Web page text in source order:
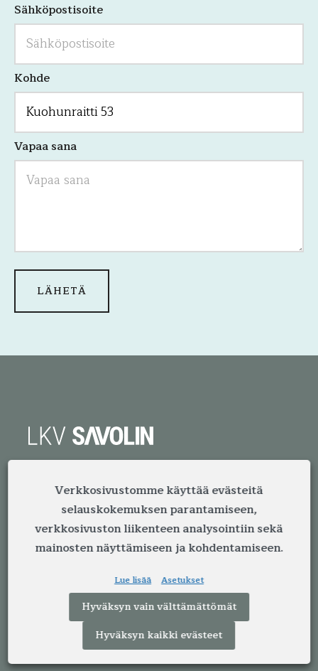
Sähköpostisoite
Kohde
Vapaa sana
LKV Savolin on lämmin ja moderni
kiinteistönvälitystoimisto Jyväskylässä. Meillä
on yli neljän vuosikymmenen kokemus
välityksestä. Kokemuksella, ammattitaidolla ja
reippaalla otteella välitämme vuosittain satoja
Yhteystiedot
Kiinteistönvälitys LKV Savolin Oy
Verkkosivustomme käyttää evästeitä
selauskokemuksen parantamiseen,
verkkosivuston liikenteen analysointiin sekä
mainosten näyttämiseen ja kohdentamiseen.
Lue lisää Asetukset
Hyväksyn vain välttämättömät
Hyväksyn kaikki evästeet